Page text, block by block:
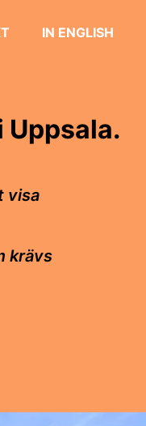
IN ENGLISH
Uppsala.
visa
krävs